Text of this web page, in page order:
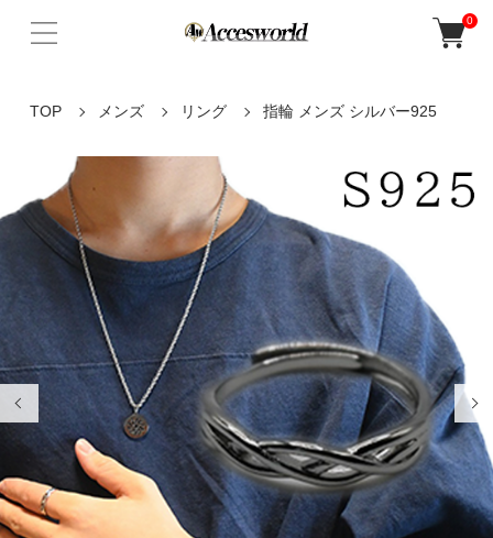
0
TOP メンズ リング 指輪 メンズ シルバー925